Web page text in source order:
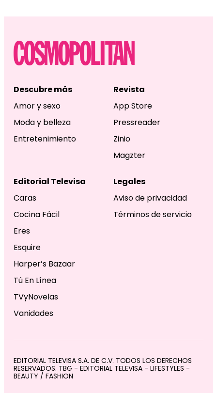
Descubre más
Amor y sexo
Moda y belleza
Entretenimiento
Revista
App Store
Pressreader
Zinio
Magzter
Editorial Televisa
Caras
Cocina Fácil
Eres
Esquire
Harper’s Bazaar
Tú En Línea
TVyNovelas
Vanidades
Legales
Aviso de privacidad
Términos de servicio
EDITORIAL TELEVISA S.A. DE C.V. TODOS LOS DERECHOS
RESERVADOS. TBG - EDITORIAL TELEVISA - LIFESTYLES -
BEAUTY / FASHION